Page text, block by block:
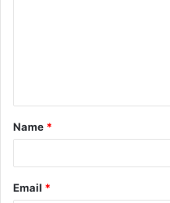
t
*
Name *
Email *